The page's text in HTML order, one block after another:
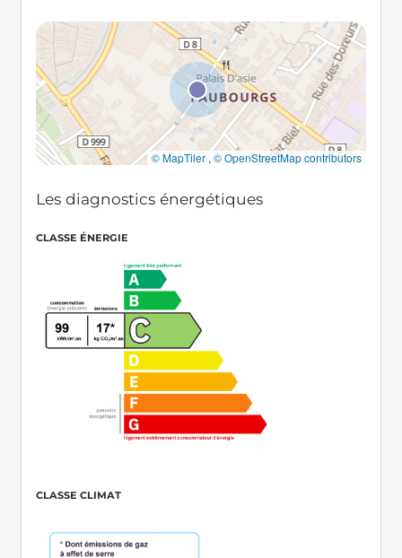
© MapTiler ,© OpenStreetMap contributors
Les diagnostics énergétiques
CLASSE ÉNERGIE
CLASSE CLIMAT